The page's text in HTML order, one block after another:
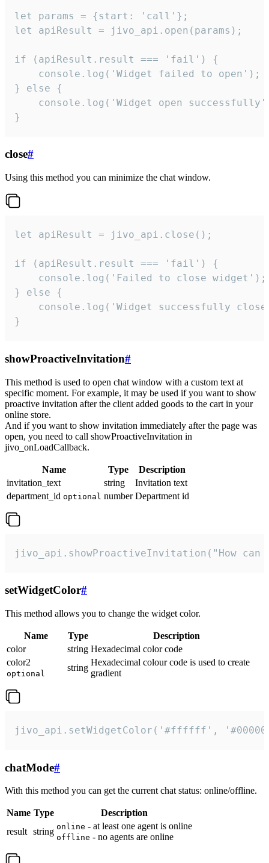
let params = {start: 'call'};
let apiResult = jivo_api.open(params);
if (apiResult.result === 'fail') {
    console.log('Widget failed to open');
} else {
console.log('Widget open
}
close#
Using this method you can minimize the chat window.
let apiResult = jivo_api.close();
if (apiResult.result === 'fail') {
    console.log('Failed to close widget');
} else {
console.log('Widget successfully
}
showProactiveInvitation#
This method is used to open chat window with a custom text at
specific moment. For example, it may be used if you want to show
proactive invitation after the client added goods to the cart in your
online store.
And if you want to show invitation immediately after the page was
open, you need to call showProactiveInvitation in
jivo_onLoadCallback.
Name Type
Description
invitation_text
string
Invitation text
department_id optional number Department id
jivo_api.showProactiveInvitation("How
setWidgetColor#
This method allows you to change the widget color.
Name Type
Description
color
string Hexadecimal color code
color2
optional
string
Hexadecimal colour code is used to create
gradient
jivo_api.setWidgetColor('#ffffff',
chatMode#
With this method you can get the current chat status: online/offline.
Name Type
Description
result string online - at least one agent is online
offline - no agents are online